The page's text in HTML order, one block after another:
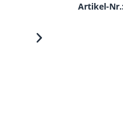
Artikel-